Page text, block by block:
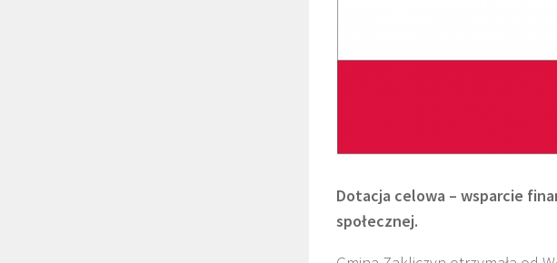
Dotacja celowa – wsparcie
społecznej.